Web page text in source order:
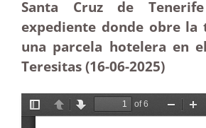
Santa Cruz de
expediente donde obre
una parcela hotelera en
Teresitas (16-06-2025)